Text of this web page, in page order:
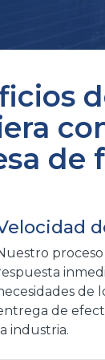
de
proceso
de
de
la industria.